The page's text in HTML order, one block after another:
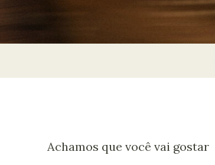
Achamos que você vai gostar